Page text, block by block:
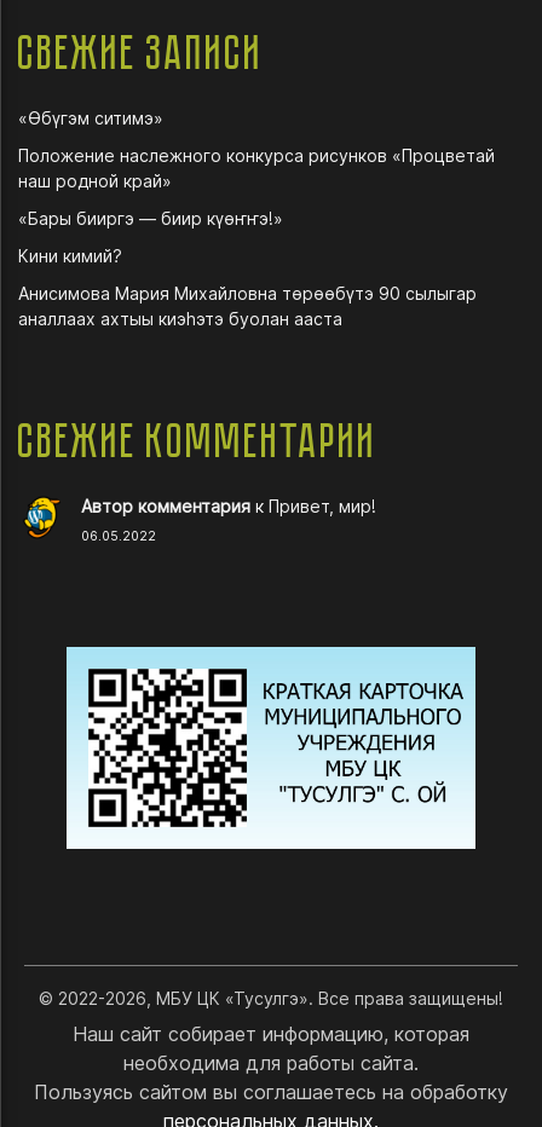
Свежие записи
«Өбүгэм ситимэ»
Положение наслежного конкурса рисунков «Процветай
наш родной край»
«Бары бииргэ — биир күөҥҥэ!»
Кини кимий?
Анисимова Мария Михайловна төрөөбүтэ 90 сылыгар
аналлаах ахтыы киэһэтэ буолан ааста
Свежие комментарии
Автор комментария к Привет, мир!
06.05.2022
© 2022-2026, МБУ ЦК «Тусулгэ». Все права защищены!
Наш сайт собирает информацию, которая
необходима для работы сайта.
Пользуясь сайтом вы соглашаетесь на обработку
персональных данных.